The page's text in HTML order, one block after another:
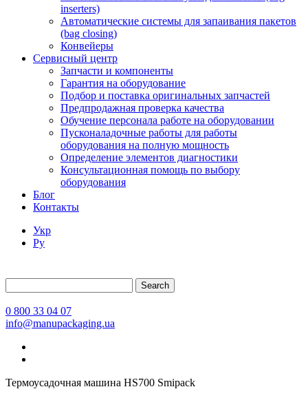
inserters)
Автоматические системы для запаивания пакетов
(bag closing)
Конвейеры
Сервисный центр
Запчасти и компоненты
Гарантия на оборудование
Подбор и поставка оригинальных запчастей
Предпродажная проверка качества
Обучение персонала работе на оборудовании
Пусконаладочные работы для работы
оборудования на полную мощность
Определение элементов диагностики
Консультационная помощь по выбору
оборудования
Блог
Контакты
Укр
Ру
Search
0 800 33 04 07
info@manupackaging.ua
Термоусадочная машина HS700 Smipack